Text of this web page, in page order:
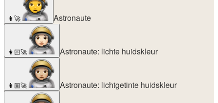
👩‍🚀 Astronaute
👩🏻‍🚀 Astronaute: lichte huidskleur
👩🏼‍🚀 Astronaute: lichtgetinte huidskleur